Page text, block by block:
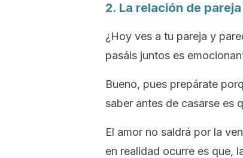
2. La relación de
¿Hoy ves a tu pareja y
pasáis juntos es
Bueno, pues prepárate
saber antes de casarse es
El amor no saldrá por la
en realidad ocurre es que,